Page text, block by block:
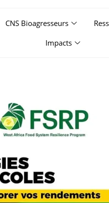
CNS Bioagresseurs
Impacts